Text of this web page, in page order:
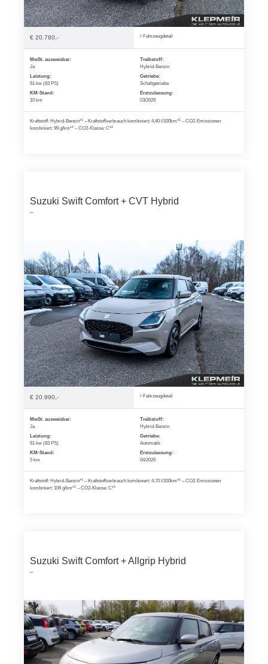
€ 20.780,- Fahrzeugdetail
MwSt. ausweisbar:
Ja
Treibstoff:
Hybrid-Benzin
Leistung:
61 kw (83 PS)
Getriebe:
Schaltgetriebe
KM-Stand:
10 km
Erstzulassung:
03/2026
Kraftstoff: Hybrid-Benzin*1 – Kraftstoffverbrauch kombiniert: 4,40 l/100km*1 – CO2-Emissionen
kombiniert: 99 g/km*1 – CO2-Klasse: C*1
Suzuki Swift Comfort + CVT Hybrid
–
€ 20.990,- Fahrzeugdetail
MwSt. ausweisbar:
Ja
Treibstoff:
Hybrid-Benzin
Leistung:
61 kw (83 PS)
Getriebe:
Automatik
KM-Stand:
5 km
Erstzulassung:
04/2026
Kraftstoff: Hybrid-Benzin*1 – Kraftstoffverbrauch kombiniert: 4,70 l/100km*1 – CO2-Emissionen
kombiniert: 106 g/km*1 – CO2-Klasse: C*1
Suzuki Swift Comfort + Allgrip Hybrid
–